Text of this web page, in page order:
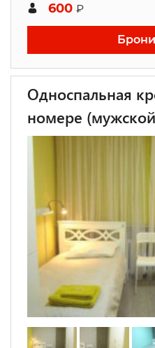
600 ₽
Односпальная
номере